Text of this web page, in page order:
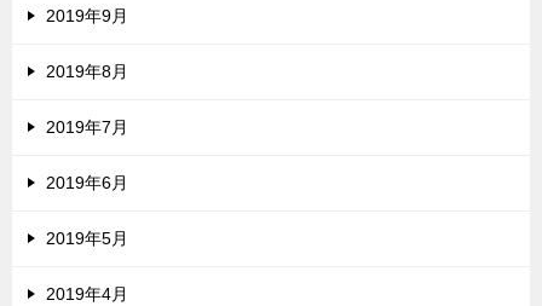
2019年9月
2019年8月
2019年7月
2019年6月
2019年5月
2019年4月